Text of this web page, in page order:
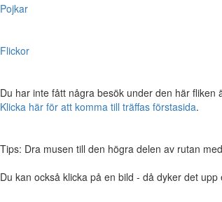
Pojkar
Flickor
Du har inte fått några besök under den här
Klicka här för att komma till träffas förstasida.
Tips: Dra musen till den högra delen av rutan
Du kan också klicka på en bild - då dyker det